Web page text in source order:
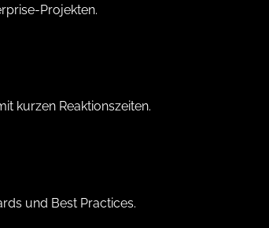
Projekten.
kurzen Reaktionszeiten.
und Best Practices.